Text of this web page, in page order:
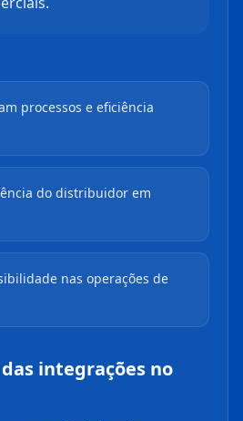
processos e eficiência
do distribuidor em
nas operações de
integrações no